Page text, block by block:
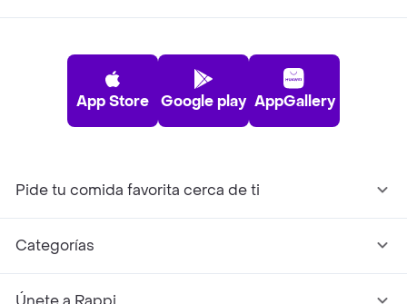
App Store Google play AppGallery
Pide tu comida favorita cerca de ti
Categorías